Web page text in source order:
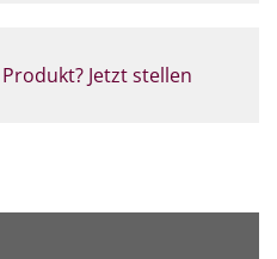
Jetzt stellen